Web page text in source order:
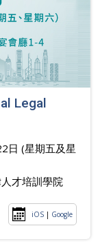
Legal
日 (星期五及星
才培訓學院
iOS | Google